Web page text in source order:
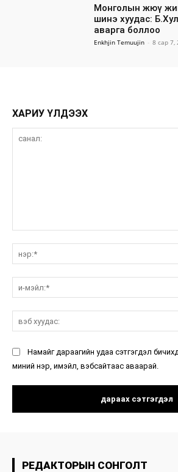
Монголын жюү
шинэ хуудас:
аварга боллоо
Enkhjin Temuujin - 8 сар 7,
ХАРИУ ҮЛДЭЭХ
Намайг дараагийн удаа сэтгэгдэл
миний нэр, имэйл, вэбсайтаас аваарай.
РЕДАКТОРЫН СОНГОЛТ